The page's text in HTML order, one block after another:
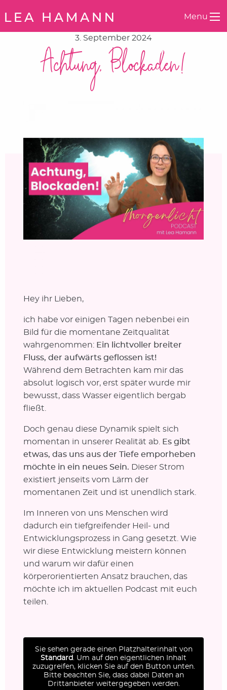
Menu
3. September 2024
Achtung, Blockaden!
Hey ihr Lieben,
ich habe vor einigen Tagen nebenbei ein
Bild für die momentane Zeitqualität
wahrgenommen: Ein lichtvoller breiter
Fluss, der aufwärts geflossen ist!
Während dem Betrachten kam mir das
absolut logisch vor, erst später wurde mir
bewusst, dass Wasser eigentlich bergab
fließt.
Doch genau diese Dynamik spielt sich
momentan in unserer Realität ab.
Es gibt
etwas, das uns aus der Tiefe emporheben
möchte in ein neues Sein. Dieser Strom
existiert jenseits vom Lärm der
momentanen Zeit und ist unendlich stark.
Im Inneren von uns Menschen wird
dadurch ein tiefgreifender Heil- und
Entwicklungsprozess in Gang gesetzt. Wie
wir diese Entwicklung meistern können
und warum wir dafür einen
körperorientierten Ansatz brauchen, das
möchte ich im aktuellen Podcast mit euch
teilen.
Sie sehen gerade einen Platzhalterinhalt von
Standard. Um auf den eigentlichen Inhalt
zuzugreifen, klicken Sie auf den Button unten.
Bitte beachten Sie, dass dabei Daten an
Drittanbieter weitergegeben werden.